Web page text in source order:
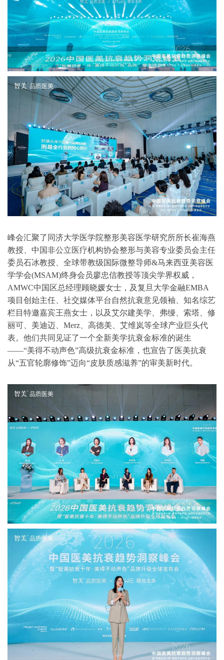
峰会汇聚了同济大学医学院整形美容医学研究所所长崔海燕
教授、中国非公立医疗机构协会整形与美容专业委员会主任
委员石冰教授、全球带教级国际微整导师&马来西亚美容医
学学会(MSAM)终身会员廖忠信教授等顶尖学界权威，
AMWC中国区总经理顾晓媛女士，及复旦大学金融EMBA
项目创始主任、社交媒体平台自然抗衰意见领袖、知名综艺
栏目特邀嘉宾王燕女士，以及艾尔建美学、弗缦、索塔、修
丽可、美迪迈、Merz、高德美、艾维岚等全球产业巨头代
表。他们共同见证了一个全新美学抗衰金标准的诞生
——“美得不动声色”高级抗衰金标准，也宣告了医美抗衰
从“五官轮廓修饰”迈向“皮肤质感滋养”的审美新时代。